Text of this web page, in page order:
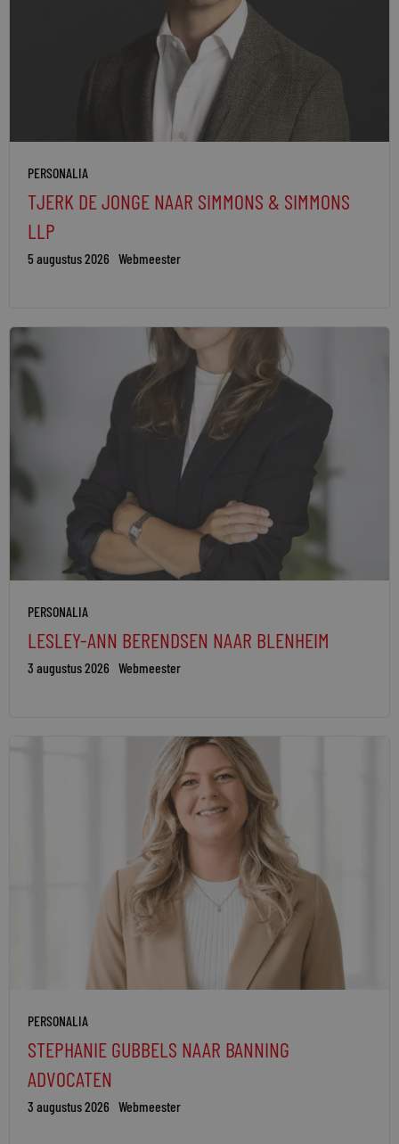
PERSONALIA
TJERK DE JONGE NAAR SIMMONS & SIMMONS
LLP
5 augustus 2026 Webmeester
PERSONALIA
LESLEY-ANN BERENDSEN NAAR BLENHEIM
3 augustus 2026 Webmeester
PERSONALIA
STEPHANIE GUBBELS NAAR BANNING
ADVOCATEN
3 augustus 2026 Webmeester